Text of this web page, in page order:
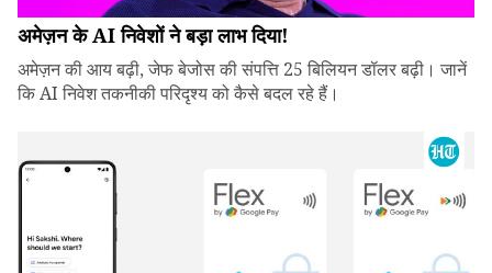
अमेज़न के AI निवेशों ने बड़ा लाभ दिया!
अमेज़न की आय बढ़ी, जेफ बेजोस की संपत्ति 25 बिलियन डॉलर बढ़ी। जानें
कि AI निवेश तकनीकी परिदृश्य को कैसे बदल रहे हैं।